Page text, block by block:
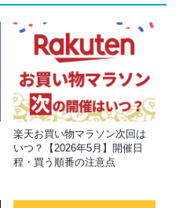
楽天お買い物マラソン次回は
いつ？【2026年5月】開催日
程・買う順番の注意点